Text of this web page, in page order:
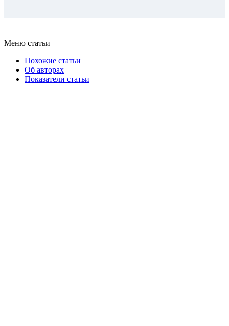
Меню статьи
Похожие статьи
Об авторах
Показатели статьи